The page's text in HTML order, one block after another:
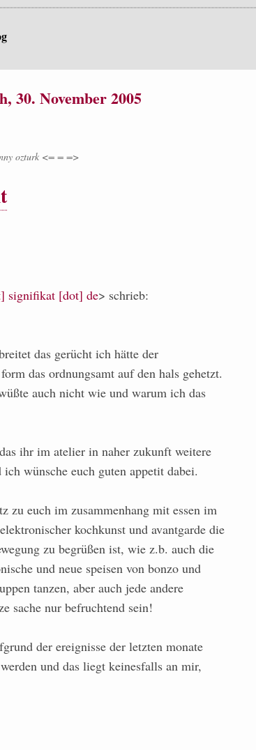
30. November 2005
ozturk <= = =>
signifikat [dot] de> schrieb:
das gerücht ich hätte der
das ordnungsamt auf den hals gehetzt.
auch nicht wie und warum ich das
ihr im atelier in naher zukunft weitere
wünsche euch guten appetit dabei.
zu euch im zusammenhang mit essen im
kochkunst und avantgarde die
zu begrüßen ist, wie z.b. auch die
und neue speisen von bonzo und
tanzen, aber auch jede andere
sache nur befruchtend sein!
der ereignisse der letzten monate
und das liegt keinesfalls an mir,